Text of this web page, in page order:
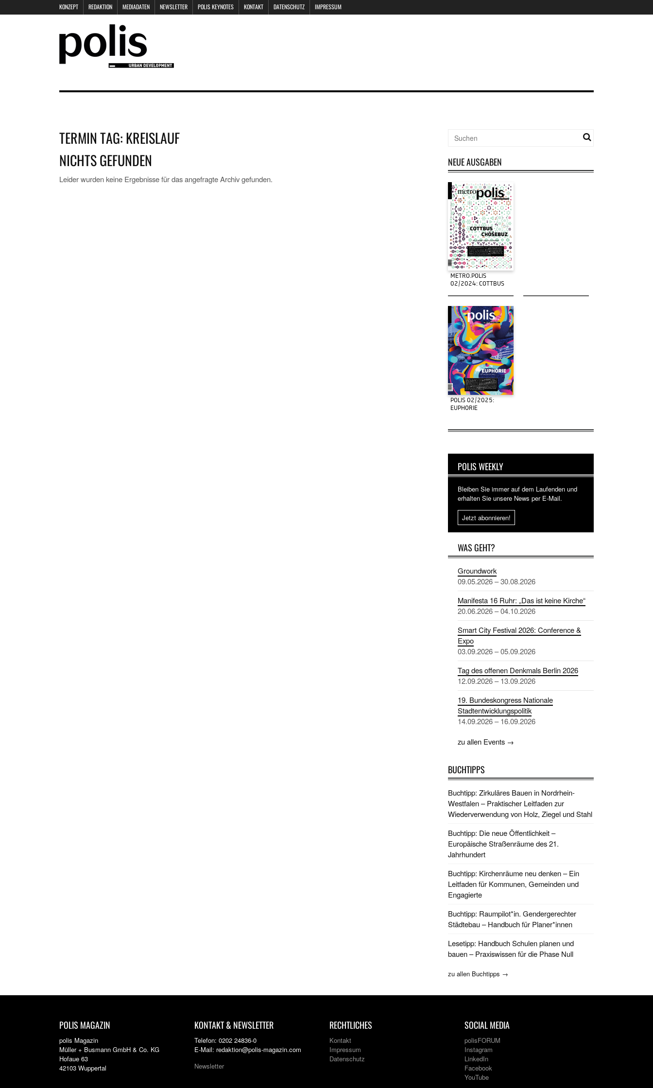
KONZEPT REDAKTION MEDIADATEN NEWSLETTER POLIS KEYNOTES KONTAKT DATENSCHUTZ IMPRESSUM
TERMIN TAG:KREISLAUF
NICHTS GEFUNDEN
Leider wurden keine Ergebnisse für das angefragte Archiv gefunden.
NEUE AUSGABEN
METRO.POLIS
02/2024: COTTBUS
POLIS 02/2025:
EUPHORIE
POLIS WEEKLY
Bleiben Sie immer auf dem Laufenden und
erhalten Sie unsere News per E-Mail.
Jetzt abonnieren!
WAS GEHT?
Groundwork
09.05.2026 – 30.08.2026
Manifesta 16 Ruhr: „Das ist keine Kirche“
20.06.2026 – 04.10.2026
Smart City Festival 2026: Conference &
Expo
03.09.2026 – 05.09.2026
Tag des offenen Denkmals Berlin 2026
12.09.2026 – 13.09.2026
19. Bundeskongress Nationale
Stadtentwicklungspolitik
14.09.2026 – 16.09.2026
zu allen Events →
BUCHTIPPS
Buchtipp: Zirkuläres Bauen in Nordrhein-
Westfalen – Praktischer Leitfaden zur
Wiederverwendung von Holz, Ziegel und Stahl
Buchtipp: Die neue Öffentlichkeit –
Europäische Straßenräume des 21.
Jahrhundert
Buchtipp: Kirchenräume neu denken – Ein
Leitfaden für Kommunen, Gemeinden und
Engagierte
Buchtipp: Raumpilot*in. Gendergerechter
Städtebau – Handbuch für Planer*innen
Lesetipp: Handbuch Schulen planen und
bauen – Praxiswissen für die Phase Null
zu allen Buchtipps →
POLIS MAGAZIN
polis Magazin
Müller + Busmann GmbH & Co. KG
Hofaue 63
42103 Wuppertal
KONTAKT & NEWSLETTER
Telefon: 0202 24836-0
E-Mail: redaktion@polis-magazin.com
Newsletter
RECHTLICHES
Kontakt
Impressum
Datenschutz
SOCIAL MEDIA
polisFORUM
Instagram
LinkedIn
Facebook
YouTube